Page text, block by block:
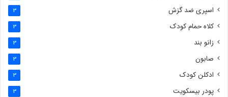
اسپری ضد گزش 3
کلاه حمام کودک 3
زانو بند 3
صابون 3
ادکلن کودک 3
پودر بیسکویت 3